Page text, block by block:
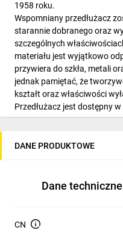
1958 roku.
Wspomniany przedłużacz
starannie dobranego oraz
szczególnych
materiału jest wyjątkowo
przywiera do szkła, metali
jednak pamiętać, że
kształt oraz właściwości
Przedłużacz jest dostępny
Długość przewodu
zasilającego dla każdego z
DANE PRODUKTOWE
Dane techniczne
CN